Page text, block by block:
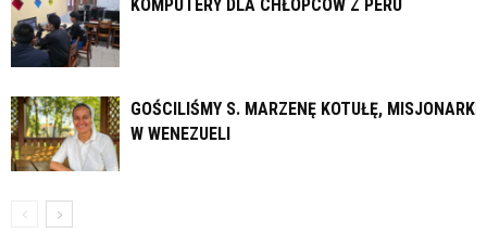
KOMPUTERY DLA CHŁOPCÓW Z PERU
GOŚCILIŚMY S. MARZENĘ KOTUŁĘ, MISJONARKĘ
W WENEZUELI